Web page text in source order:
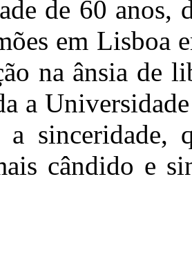
de 60 anos,
em Lisboa
na ânsia de
a
sinceridade,
cândido e